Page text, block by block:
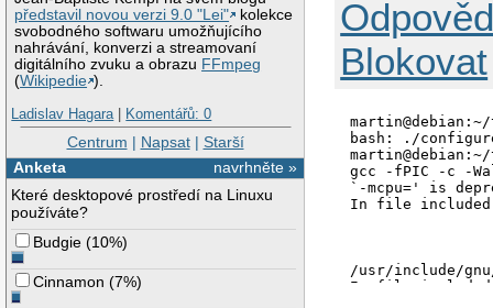
představil novou verzi 9.0 "Lei"
kolekce
svobodného softwaru umožňujícího
nahrávání, konverzi a streamovaní
digitálního zvuku a obrazu FFmpeg
(Wikipedie ).
Ladislav Hagara | Komentářů: 0
Centrum | Napsat| Starší
navrhněte »
Anketa
Které desktopové prostředí na Linuxu
používáte?
Budgie (10%)
Cinnamon (7%)
Blokovat
bash: ./
gcc -fPIC -c -
`-mcpu=' is
In file included
/usr/include/
In file included